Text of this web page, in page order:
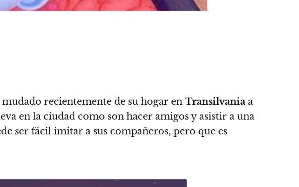
recientemente de su hogar en Transilvania a
en la ciudad como son hacer amigos y asistir a una
ser fácil imitar a sus compañeros, pero que es